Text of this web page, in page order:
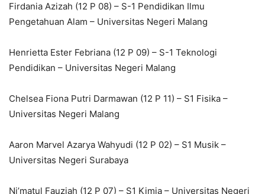
Firdania Azizah (12 P 08) – S-1 Pendidikan Ilmu
Pengetahuan Alam – Universitas Negeri Malang
Henrietta Ester Febriana (12 P 09) – S-1 Teknologi
Pendidikan – Universitas Negeri Malang
Chelsea Fiona Putri Darmawan (12 P 11) – S1 Fisika –
Universitas Negeri Malang
Aaron Marvel Azarya Wahyudi (12 P 02) – S1 Musik –
Universitas Negeri Surabaya
Ni’matul Fauziah (12 P 07) – S1 Kimia – Universitas Negeri